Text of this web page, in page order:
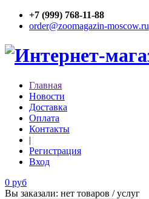
+7 (999) 768-11-88
order@zoomagazin-moscow.ru
Главная
Новости
Доставка
Оплата
Контакты
|
Регистрация
Вход
0 руб
Вы заказали: нет товаров / услуг